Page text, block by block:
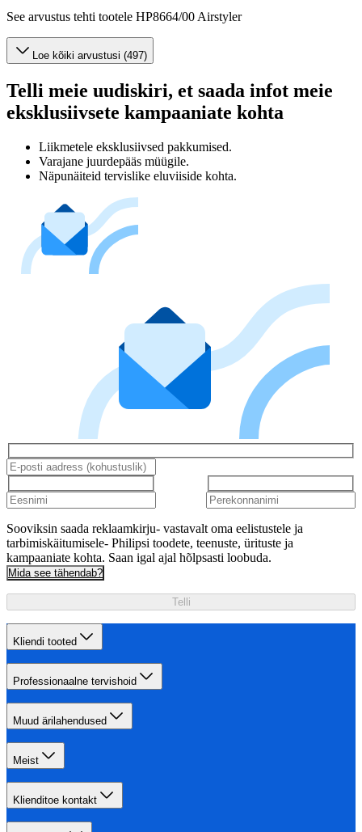
See arvustus tehti tootele HP8664/00 Airstyler
Loe kõiki arvustusi (497)
Telli meie uudiskiri, et saada infot meie
eksklusiivsete kampaaniate kohta
Liikmetele eksklusiivsed pakkumised.
Varajane juurdepääs müügile.
Näpunäiteid tervislike eluviiside kohta.
Sooviksin saada reklaamkirju- vastavalt oma eelistustele ja
tarbimiskäitumisele- Philipsi toodete, teenuste, ürituste ja
kampaaniate kohta. Saan igal ajal hõlpsasti loobuda.
Mida see tähendab?
Telli
Kliendi tooted
Professionaalne tervishoid
Muud ärilahendused
Meist
Klienditoe kontakt